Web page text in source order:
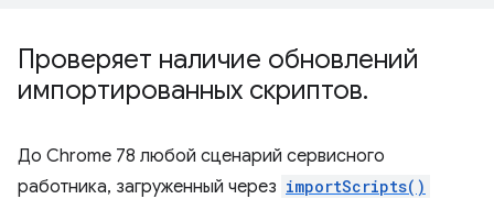
Проверяет наличие обновлений
импортированных скриптов.
До Chrome 78 любой сценарий сервисного
работника, загруженный через importScripts()